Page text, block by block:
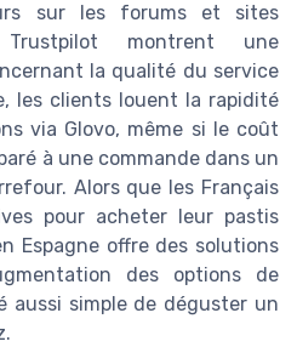
sur les forums et sites
Trustpilot montrent une
la qualité du service
les clients louent la rapidité
via Glovo, même si le coût
à une commande dans un
Alors que les Français
pour acheter leur pastis
Espagne offre des solutions
des options de
aussi simple de déguster un